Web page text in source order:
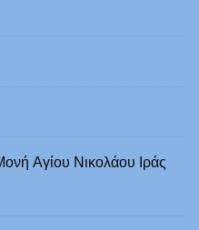
Αγίου Νικολάου Ιράς